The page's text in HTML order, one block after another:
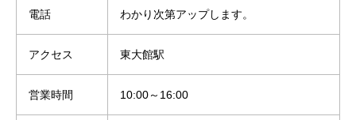
電話 わかり次第アップします。
アクセス 東大館駅
営業時間 10:00～16:00